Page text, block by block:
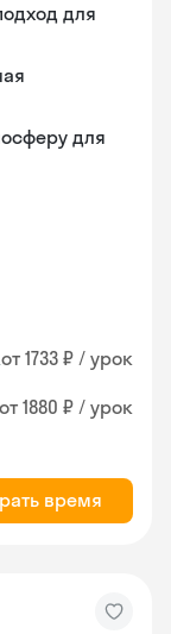
для
для
от 1733 ₽ / урок
от 1880 ₽ / урок
время